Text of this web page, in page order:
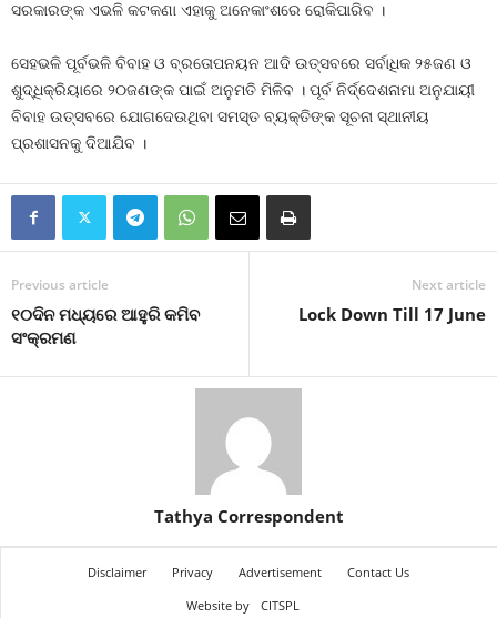
ସରକାରଙ୍କ ଏଭଳି କଟକଣା ଏହାକୁ ଅନେକାଂଶରେ ରୋକିପାରିବ ।
ସେହଭଳି ପୂର୍ବଭଳି ବିବାହ ଓ ବ୍ରତୋପନୟନ ଆଦି ଉତ୍ସବରେ ସର୍ବାଧିକ ୨୫ଜଣ ଓ
ଶୁଦ୍ଧିକ୍ରିୟାରେ ୨୦ଜଣଙ୍କ ପାଇଁ ଅନୁମତି ମିଳିବ । ପୂର୍ବ ନିର୍ଦ୍ଦେଶନାମା ଅନୁଯାୟୀ
ବିବାହ ଉତ୍ସବରେ ଯୋଗଦେଉଥିବା ସମସ୍ତ ବ୍ୟକ୍ତିଙ୍କ ସୂଚନା ସ୍ଥାନୀୟ
ପ୍ରଶାସନକୁ ଦିଆଯିବ ।
Previous article
୧୦ଦିନ ମଧ୍ୟରେ ଆହୁରି କମିବ
ସଂକ୍ରମଣ
Next article
Lock Down Till 17 June
Tathya Correspondent
Disclaimer Privacy Advertisement
Contact Us
Website by
CITSPL